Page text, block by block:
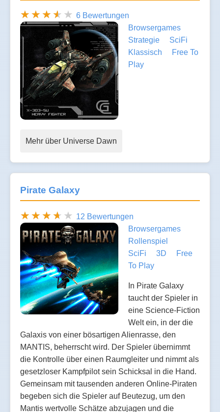
6 Bewertungen
Browsergames
Strategie
SciFi
Klassisch
Free To
Play
Mehr über Universe Dawn
Pirate Galaxy
12 Bewertungen
Browsergames
Rollenspiel
SciFi
3D
Free
To Play
In Pirate Galaxy
taucht der Spieler in
eine Science-Fiction
Welt ein, in der die
Galaxis von einer bösartigen Alienrasse, den
MANTIS, beherrscht wird. Der Spieler übernimmt
die Kontrolle über einen Raumgleiter und nimmt als
gesetzloser Kampfpilot sein Schicksal in die Hand.
Gemeinsam mit tausenden anderen Online-Piraten
begeben sich die Spieler auf Beutezug, um den
Mantis wertvolle Schätze abzujagen und die